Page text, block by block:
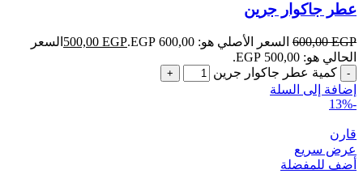
عطر جاكوار جرين
600,00EGP السعر الأصلي هو: 600,00 EGP. 500,00 EGP
السعر
الحالي هو: 500,00 EGP.
كمية عطر جاكوار جرين
إضافة إلى السلة
-13%
قارن
عرض سريع
أضف للمفضلة